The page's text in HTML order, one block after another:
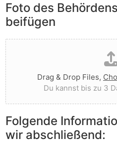
v
o
r
g
e
w
o
r
f
e
n
?
l
i
e
t
I
h
n
e
n
v
o
r
?
e
A
n
e
r
k
u
n
g
e
n
z
u
Foto des
beifügen
D
a
t
e
i
h
o
h
l
Drag & Drop Files,
Du kannst bis zu 3
Folgende
wir abschließend: